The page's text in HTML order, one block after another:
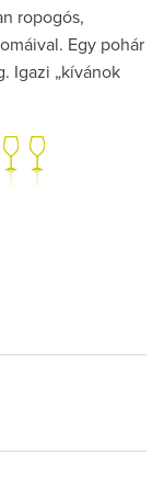
ropogós,
Egy pohár
Igazi „kívánok